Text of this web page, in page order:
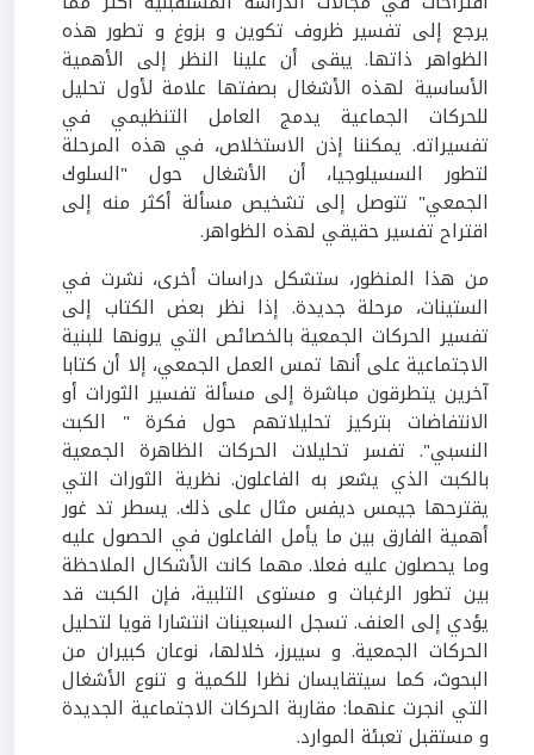
يرجع إلى تفسير ظروف تكوين و بزوغ و تطور هذه
الظواهر ذاتها. يبقى أن علينا النظر إلى الأهمية
الأساسية لهذه الأشغال بصفتها علامة لأول تحليل
للحركات الجماعية يدمج العامل التنظيمي في
تفسيراته. يمكننا إذن الاستخلاص، في هذه المرحلة
لتطور السسيلوجيا، أن الأشغال حول "السلوك
الجمعي" تتوصل إلى تشخيص مسألة أكثر منه إلى
اقتراح تفسير حقيقي لهذه الظواهر.
من هذا المنظور، ستشكل دراسات أخرى، نشرت في
الستينات، مرحلة جديدة. إذا نظر بعض الكتاب إلى
تفسير الحركات الجمعية بالخصائص التي يرونها للبنية
الاجتماعية على أنها تمس العمل الجمعي، إلا أن كتابا
آخرين يتطرقون مباشرة إلى مسألة تفسير الثورات أو
الانتفاضات بتركيز تحليلاتهم حول فكرة " الكبت
النسبي". تفسر تحليلات الحركات الظاهرة الجمعية
بالكبت الذي يشعر به الفاعلون. نظرية الثورات التي
يقترحها جيمس ديفس مثال على ذلك. يسطر تد غور
أهمية الفارق بين ما يأمل الفاعلون في الحصول عليه
وما يحصلون عليه فعلا. مهما كانت الأشكال الملاحظة
بين تطور الرغبات و مستوى التلبية، فإن الكبت قد
يؤدي إلى العنف. تسجل السبعينات انتشارا قويا لتحليل
الحركات الجمعية. و سيبرز، خلالها، نوعان كبيران من
البحوث، كما سيتقايسان نظرا للكمية و تنوع الأشغال
التي انجرت عنهما: مقاربة الحركات الاجتماعية الجديدة
و مستقبل تعبئة الموارد.